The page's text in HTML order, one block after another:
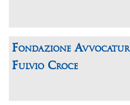
Fondazione
Fulvio Croce